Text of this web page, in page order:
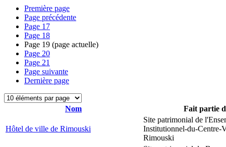
Première page
Page précédente
Page 17
Page 18
Page 19 (page actuelle)
Page 20
Page 21
Page suivante
Dernière page
Nom Fait partie
Hôtel de ville de Rimouski
Site patrimonial de
Institutionnel-du-Centre-
Rimouski